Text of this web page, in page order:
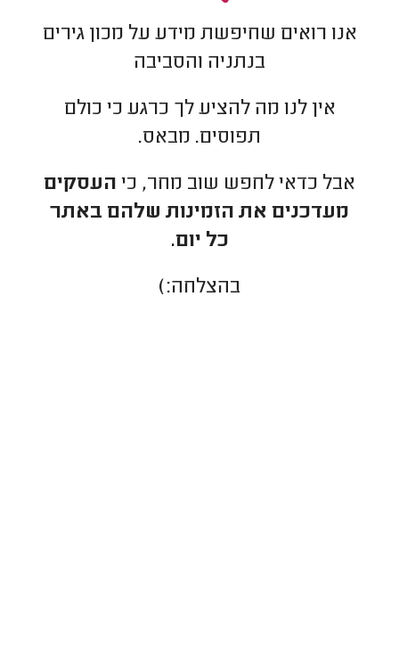
אנו רואים שחיפשת מידע על מכון גירים
בנתניה והסביבה
אין לנו מה להציע לך כרגע כי כולם
תפוסים. מבאס.
אבל כדאי לחפש שוב מחר, כי העסקים
מעדכנים את הזמינות שלהם באתר
כל יום.
בהצלחה:)